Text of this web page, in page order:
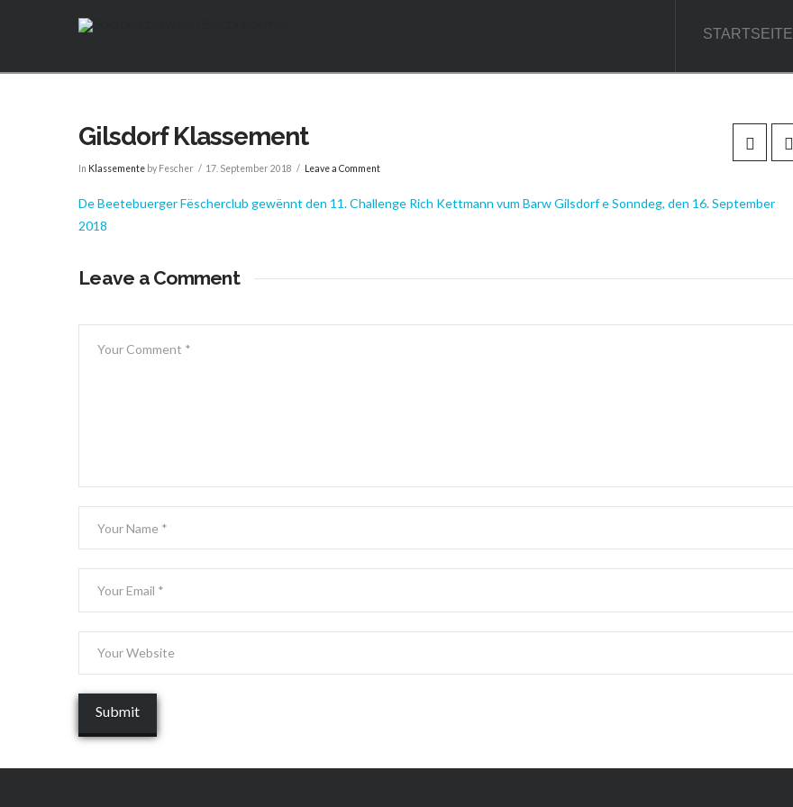
STARTSEITE
Gilsdorf Klassement
In Klassemente by Fescher 17. September 2018 Leave a Comment
De Beetebuerger Fëscherclub gewënnt den 11. Challenge Rich Kettmann vum Barw Gilsdorf e Sonndeg, den 16. September
2018
Leave a Comment